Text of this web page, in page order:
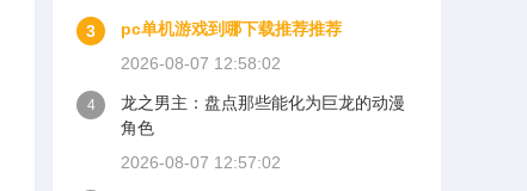
3
pc单机游戏到哪下载推荐推荐
2026-08-07 12:58:02
4
龙之男主：盘点那些能化为巨龙的动漫
角色
2026-08-07 12:57:02